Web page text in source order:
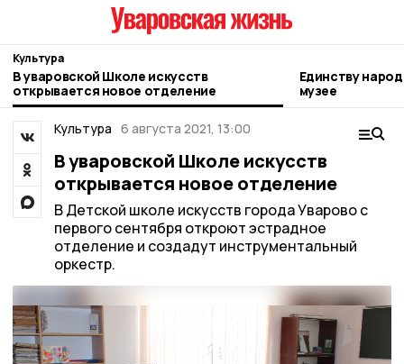
Культура
В уваровской Школе искусств
открывается новое отделение
Единству
музее
Культура 6 августа 2021, 13:00
В уваровской Школе искусств
открывается новое отделение
В Детской школе искусств города Уварово с
первого сентября откроют эстрадное
отделение и создадут инструментальный
оркестр.